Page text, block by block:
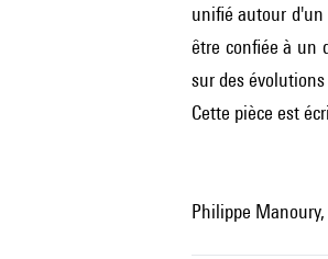
unifié autour d'un
être confiée à un
sur des
Cette pièce est
Philippe